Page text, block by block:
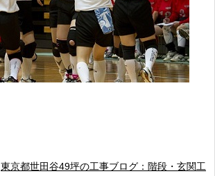
東京都世田谷49坪の工事ブログ：階段・玄関工